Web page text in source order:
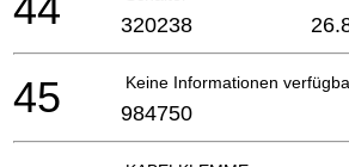
320238
Keine Informationen
45 984750